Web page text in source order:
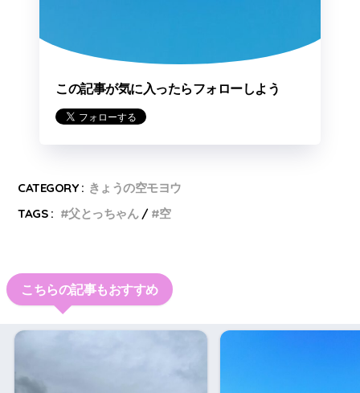
この記事が気に入ったらフォローしよう
CATEGORY : きょうの空モヨウ
TAGS :
父とっちゃん 空
こちらの記事もおすすめ